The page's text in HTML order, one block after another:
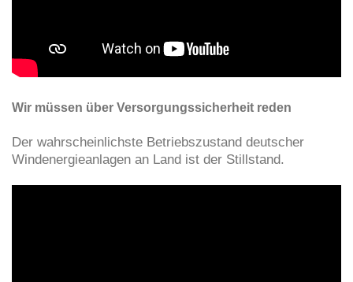
Wir müssen über Versorgungssicherheit reden
Der wahrscheinlichste Betriebszustand deutscher
Windenergieanlagen an Land ist der Stillstand.